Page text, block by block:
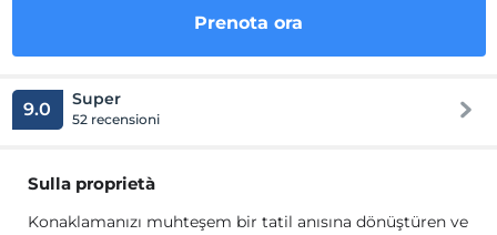
Prenota ora
9.0 Super
52 recensioni
Sulla proprietà
Konaklamanızı muhteşem bir tatil anısına dönüştüren ve